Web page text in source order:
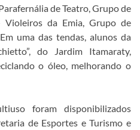
de Teatro, Grupo de
Violeiros da Emia, Grupo de
uma das tendas, alunos da
do Jardim Itamaraty,
o óleo, melhorando o
foram disponibilizados
de Esportes e Turismo e